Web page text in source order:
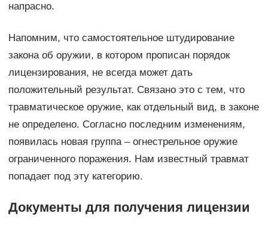
напрасно.
Напомним, что самостоятельное штудирование
закона об оружии, в котором прописан порядок
лицензирования, не всегда может дать
положительный результат. Связано это с тем, что
травматическое оружие, как отдельный вид, в законе
не определено. Согласно последним изменениям,
появилась новая группа – огнестрельное оружие
ограниченного поражения. Нам известный травмат
попадает под эту категорию.
Документы для получения лицензии